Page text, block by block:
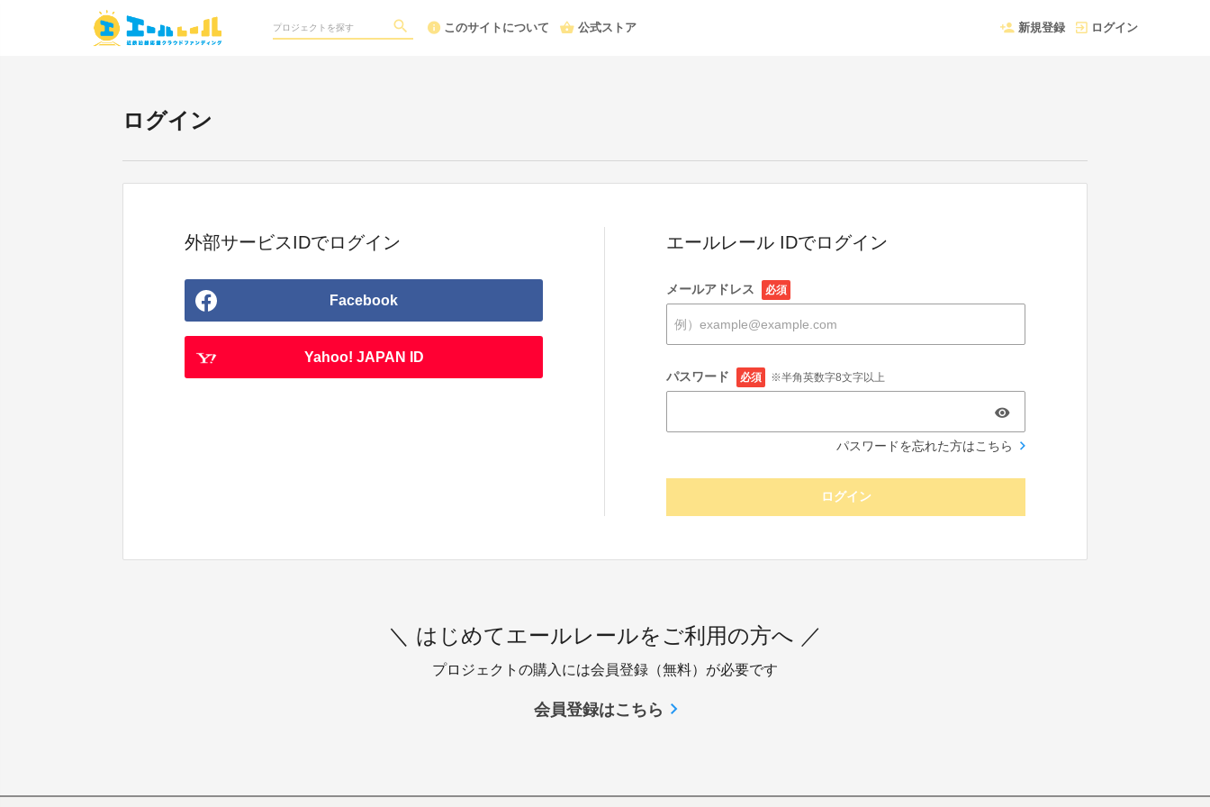
このサイトについて 公式ストア 新規登録 ログイン
ログイン
外部サービスIDでログイン
Facebook
Yahoo! JAPAN ID
エールレール IDでログイン
メールアドレス 必須
パスワード 必須 ※半角英数字8文字以上
パスワードを忘れた方はこちら
ログイン
＼ はじめてエールレールをご利用の方へ ／
プロジェクトの購入には会員登録（無料）が必要です
会員登録はこちら